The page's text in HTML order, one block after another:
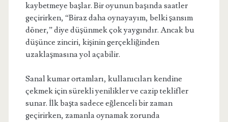
kaybetmeye başlar. Bir oyunun başında saatler
geçirirken, “Biraz daha oynayayım, belki şansım
döner,” diye düşünmek çok yaygındır. Ancak bu
düşünce zinciri, kişinin gerçekliğinden
uzaklaşmasına yol açabilir.
Sanal kumar ortamları, kullanıcıları kendine
çekmek için sürekli yenilikler ve cazip teklifler
sunar. İlk başta sadece eğlenceli bir zaman
geçirirken, zamanla oynamak zorunda